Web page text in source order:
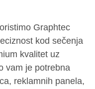
Graphtec
kod sečenja
kvalitet uz
vam je potrebna
reklamnih panela,